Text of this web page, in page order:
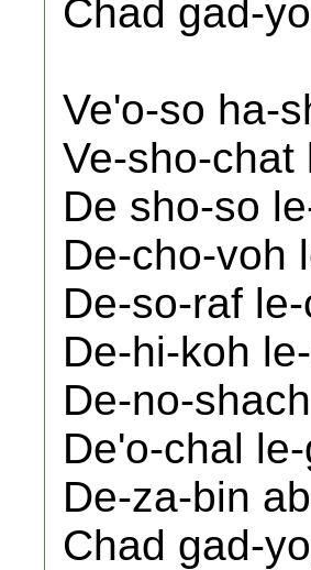
Chad gad-
Ve'o-so ha-
Ve-sho-chat
De sho-so
De-cho-voh
De-so-raf
De-hi-koh
De-no-
De'o-chal
De-za-bin
Chad gad-